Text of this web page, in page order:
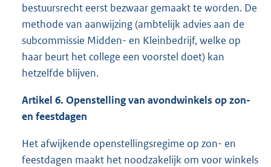
bestuursrecht eerst bezwaar gemaakt te worden. De
methode van aanwijzing (ambtelijk advies aan de
subcommissie Midden- en Kleinbedrijf, welke op
haar beurt het college een voorstel doet) kan
hetzelfde blijven.
Artikel 6. Openstelling van avondwinkels op zon-
en feestdagen
Het afwijkende openstellingsregime op zon- en
feestdagen maakt het noodzakelijk om voor winkels